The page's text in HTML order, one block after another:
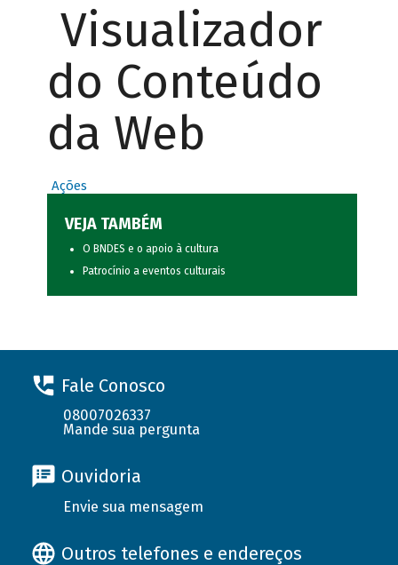
Visualizador
do Conteúdo
da Web
Ações
VEJA TAMBÉM
O BNDES e o apoio à cultura
Patrocínio a eventos culturais
Fale Conosco
08007026337
Mande sua pergunta
Ouvidoria
Envie sua mensagem
Outros telefones e endereços